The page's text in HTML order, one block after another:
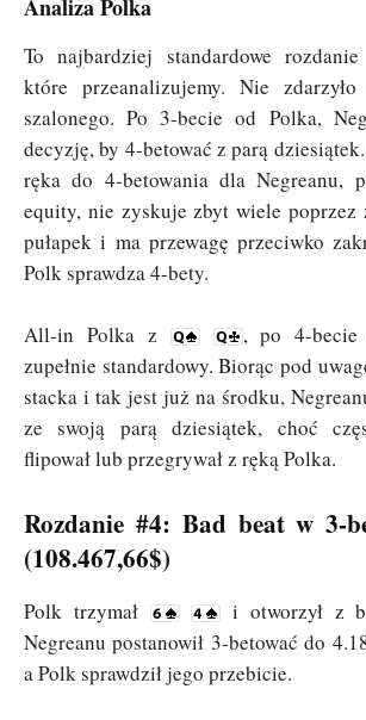
Analiza Polka
To najbardziej standardowe
które przeanalizujemy. Nie
szalonego. Po 3-becie od Polka,
decyzję, by 4-betować z parą dziesiątek.
ręka do 4-betowania dla Negreanu,
equity, nie zyskuje zbyt wiele poprzez
pułapek i ma przewagę przeciwko
Polk sprawdza 4-bety.
All-in Polka z
, po 4-
zupełnie standardowy. Biorąc pod
stacka i tak jest już na środku,
ze swoją parą dziesiątek, choć
flipował lub przegrywał z ręką Polka.
Rozdanie #4: Bad beat w 3-
(108.467,66$)
Polk trzymał
i otworzył z
Negreanu postanowił 3-betować do
a Polk sprawdził jego przebicie.